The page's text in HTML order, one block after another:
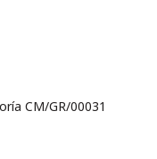
CM/GR/00031